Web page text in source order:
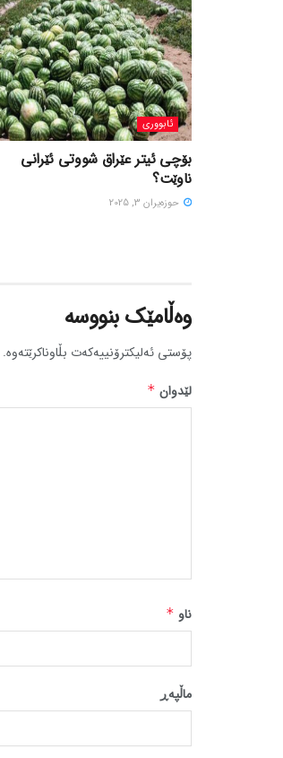
ئابووری
بۆچی ئیتر عێراق شووتی ئێرانی
ناوێت؟
حوزه‌یران 3, 2025
وەڵامێک بنووسە
پۆستی ئەلیکترۆنییەکەت بڵاوناکرێتەوە.
لێدوان *
ناو *
ماڵپه‌ڕ